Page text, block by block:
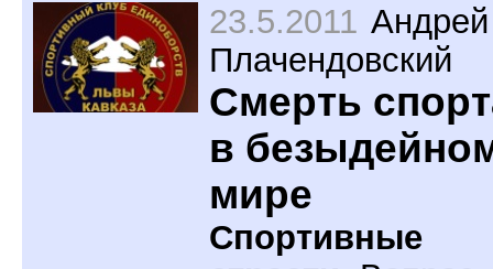
23.5.2011 Андрей
Плачендовский
Смерть
в
мире
Спортивные